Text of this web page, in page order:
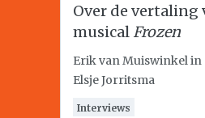
Over de vertaling
musical Frozen
Erik van Muiswinkel in
Elsje Jorritsma
Interviews